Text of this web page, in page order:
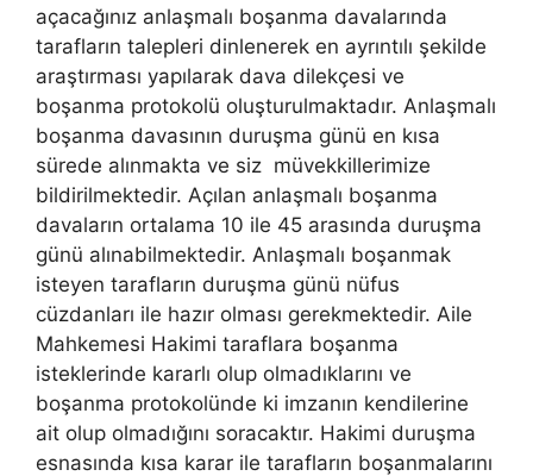
açacağınız anlaşmalı boşanma davalarında
tarafların talepleri dinlenerek en ayrıntılı şekilde
araştırması yapılarak dava dilekçesi ve
boşanma protokolü oluşturulmaktadır. Anlaşmalı
boşanma davasının duruşma günü en kısa
sürede alınmakta ve siz müvekkillerimize
bildirilmektedir. Açılan anlaşmalı boşanma
davaların ortalama 10 ile 45 arasında duruşma
günü alınabilmektedir. Anlaşmalı boşanmak
isteyen tarafların duruşma günü nüfus
cüzdanları ile hazır olması gerekmektedir. Aile
Mahkemesi Hakimi taraflara boşanma
isteklerinde kararlı olup olmadıklarını ve
boşanma protokolünde ki imzanın kendilerine
ait olup olmadığını soracaktır. Hakimi duruşma
esnasında kısa karar ile tarafların boşanmalarını